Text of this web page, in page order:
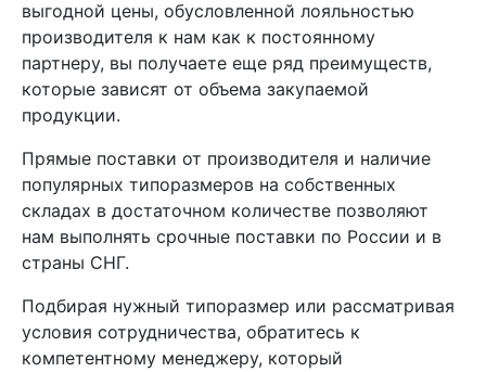
выгодной цены, обусловленной лояльностью
производителя к нам как к постоянному
партнеру, вы получаете еще ряд преимуществ,
которые зависят от объема закупаемой
продукции.
Прямые поставки от производителя и наличие
популярных типоразмеров на собственных
складах в достаточном количестве позволяют
нам выполнять срочные поставки по России и в
страны СНГ.
Подбирая нужный типоразмер или рассматривая
условия сотрудничества, обратитесь к
компетентному менеджеру, который